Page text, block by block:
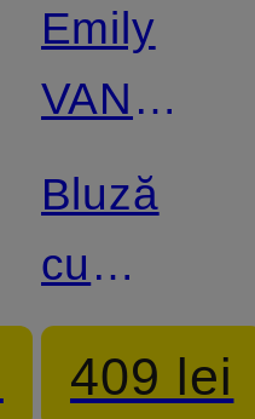
Emily
VAN
DEN
Bluză
cu
volane
409 lei